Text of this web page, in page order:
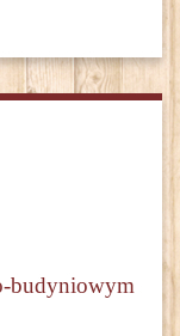
budyniowym